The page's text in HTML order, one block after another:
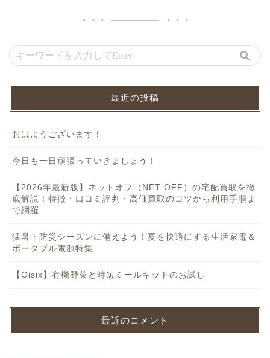
最近の投稿
おはようございます！
今日も一日頑張っていきましょう！
【2026年最新版】ネットオフ（NET OFF）の宅配買取を徹
底解説！特徴・口コミ評判・高価買取のコツから利用手順ま
で網羅
猛暑・防災シーズンに備えよう！夏を快適にする生活家電＆
ポータブル電源特集
【Oisix】有機野菜と時短ミールキットのお試し
最近のコメント